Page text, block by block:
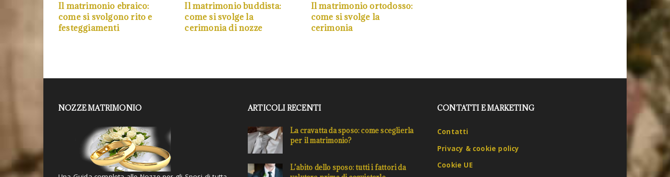
Il matrimonio ebraico:
come si svolgono rito e
festeggiamenti
Il matrimonio buddista:
come si svolge la
cerimonia di nozze
Il matrimonio ortodosso:
come si svolge la
cerimonia
NOZZE MATRIMONIO ARTICOLI RECENTI
La cravatta da sposo: come sceglierla
per il matrimonio?
L’abito dello sposo: tutti i fattori da
CONTATTI E MARKETING
Contatti
Privacy & cookie policy
Cookie UE